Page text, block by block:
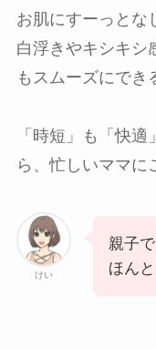
お肌にすーっとな
白浮きやキシキシ
もスムーズにでき
「時短」も「快
ら、忙しいママに
けい
親子
ほん